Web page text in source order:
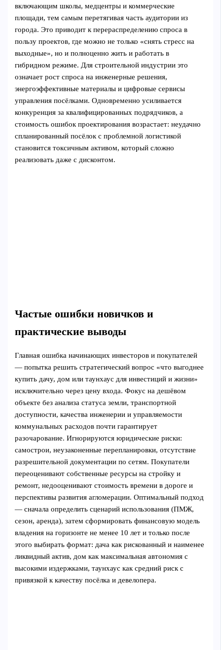
включающим школы, медцентры и коммерческие
площади, тем самым перетягивая часть аудитории из
города. Это приводит к перераспределению спроса в
пользу проектов, где можно не только «снять стресс на
выходные», но и полноценно жить и работать в
гибридном режиме. Для строительной индустрии это
означает рост спроса на инженерные решения,
энергоэффективные материалы и цифровые сервисы
управления посёлками. Одновременно усиливается
конкуренция за квалифицированных подрядчиков, а
стоимость ошибок проектирования возрастает: неудачно
спланированный посёлок с проблемной логистикой
становится токсичным активом, который сложно
реализовать даже с дисконтом.
Частые ошибки новичков и
практические выводы
Главная ошибка начинающих инвесторов и покупателей
— попытка решить стратегический вопрос «что выгоднее
купить дачу, дом или таунхаус для инвестиций и жизни»
исключительно через цену входа. Фокус на дешёвом
объекте без анализа статуса земли, транспортной
доступности, качества инженерии и управляемости
коммунальных расходов почти гарантирует
разочарование. Игнорируются юридические риски:
самострои, неузаконенные перепланировки, отсутствие
разрешительной документации по сетям. Покупатели
переоценивают собственные ресурсы на стройку и
ремонт, недооценивают стоимость времени в дороге и
перспективы развития агломерации. Оптимальный подход
— сначала определить сценарий использования (ПМЖ,
сезон, аренда), затем сформировать финансовую модель
владения на горизонте не менее 10 лет и только после
этого выбирать формат: дача как рискованный и наименее
ликвидный актив, дом как максимальная автономия с
высокими издержками, таунхаус как средний риск с
привязкой к качеству посёлка и девелопера.